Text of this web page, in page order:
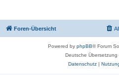
Foren-Übersicht
Powered by phpBB® Forum
Deutsche Übersetzung
Datenschutz|